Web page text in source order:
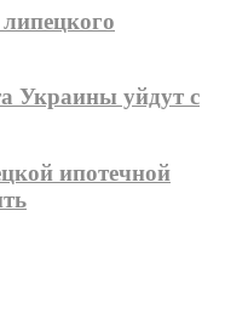
Украины уйдут с
ипотечной